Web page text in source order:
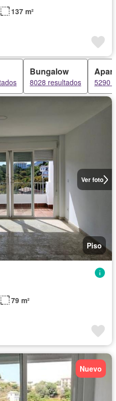
137 m²
Bungalow
8028 resultados 5290
Ver foto
Piso
79 m²
Nuevo